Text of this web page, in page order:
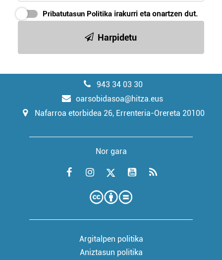
Pribatutasun Politika irakurri eta onartzen dut.
Harpidetu
943 34 03 30
oarsobidasoa@hitza.eus
Nafarroa etorbidea 26, Errenteria-Orereta 20100
Nor gara
Argitalpen politika
Aniztasun politika